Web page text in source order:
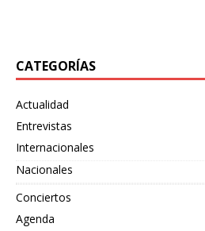
CATEGORÍAS
Actualidad
Entrevistas
Internacionales
Nacionales
Conciertos
Agenda